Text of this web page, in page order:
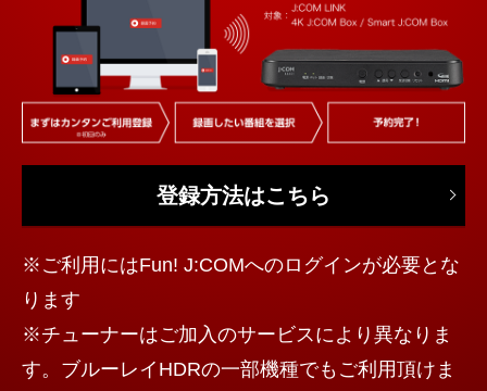
登録方法はこちら
※ご利用にはFun! J:COMへのログインが必要とな
ります
※チューナーはご加入のサービスにより異なりま
す。ブルーレイHDRの一部機種でもご利用頂けま